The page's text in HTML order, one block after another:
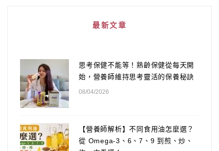
最新文章
思考保健不能等！熟齡保健從每天開
始，營養師維持思考靈活的保養秘訣
08/04/2026
【營養師解析】不同食用油怎麼選？
從 Omega-3、6、7、9 到煎、炒、